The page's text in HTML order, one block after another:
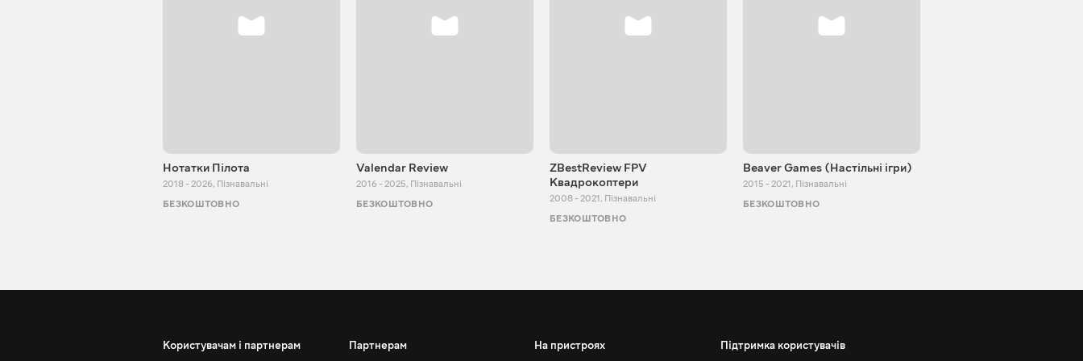
Нотатки Пілота
2018 - 2026, Пізнавальні
БЕЗКОШТОВНО
Valendar Review
2016 - 2025, Пізнавальні
БЕЗКОШТОВНО
ZBestReview FPV
Квадрокоптери
2008 - 2021, Пізнавальні
БЕЗКОШТОВНО
Beaver Games (Настільні ігри)
2015 - 2021, Пізнавальні
БЕЗКОШТОВНО
Користувачам і партнерам Партнерам На пристроях Підтримка користувачів